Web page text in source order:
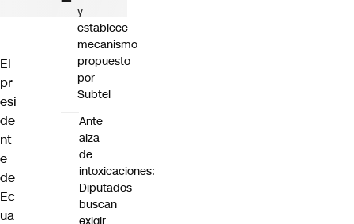
El
pr
esi
de
nt
e
de
Ec
ua
y
establece
mecanismo
propuesto
por
Subtel
Ante
alza
de
intoxicaciones:
Diputados
buscan
exigir